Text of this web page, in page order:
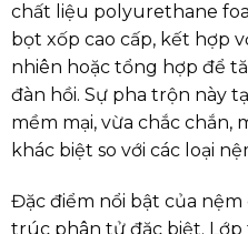
chất liệu polyurethane
bọt xốp cao cấp, kết hợp
nhiên hoặc tổng hợp để
đàn hồi. Sự pha trộn này
mềm mại, vừa chắc chắn,
khác biệt so với các loại
Đặc điểm nổi bật của nệm
trúc phân tử đặc biệt. Lớp